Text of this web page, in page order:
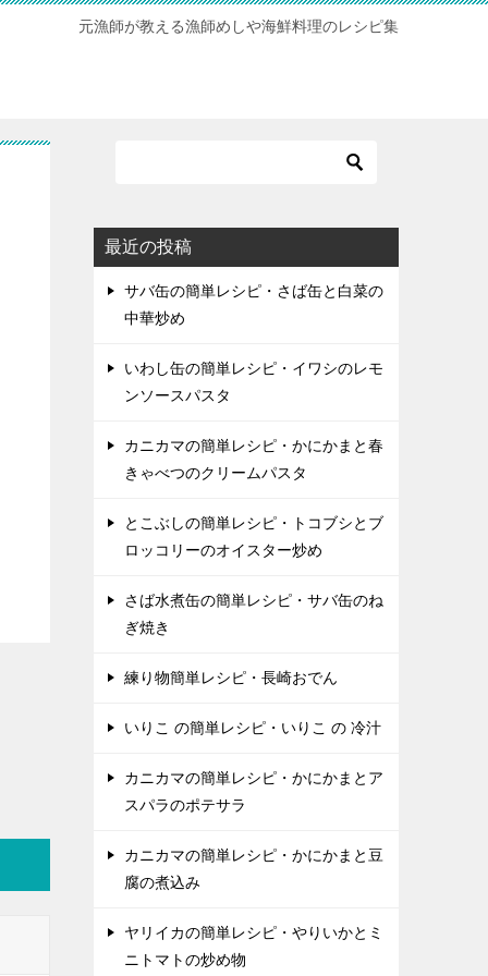
元漁師が教える漁師めしや海鮮料理のレシピ集
最近の投稿
サバ缶の簡単レシピ・さば缶と白菜の
中華炒め
いわし缶の簡単レシピ・イワシのレモ
ンソースパスタ
カニカマの簡単レシピ・かにかまと春
きゃべつのクリームパスタ
とこぶしの簡単レシピ・トコブシとブ
ロッコリーのオイスター炒め
さば水煮缶の簡単レシピ・サバ缶のね
ぎ焼き
練り物簡単レシピ・長崎おでん
いりこ の簡単レシピ・いりこ の 冷汁
カニカマの簡単レシピ・かにかまとア
スパラのポテサラ
カニカマの簡単レシピ・かにかまと豆
腐の煮込み
ヤリイカの簡単レシピ・やりいかとミ
ニトマトの炒め物